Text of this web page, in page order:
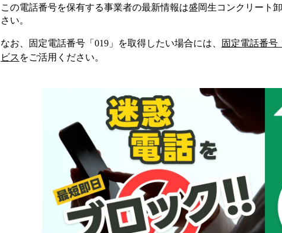
この電話番号を保有する事業者の最新情報は盛岡生コンクリート
さい。
なお、固定電話番号「 019 」を取得したい場合には、 固定電話番号
ビス をご活用ください。